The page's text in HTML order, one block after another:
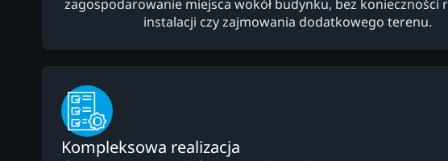
zagospodarowanie miejsca wokół budynku, bez konieczności
instalacji czy zajmowania dodatkowego terenu.
Kompleksowa realizacja